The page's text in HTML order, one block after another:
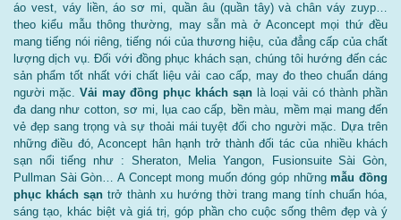
áo vest, váy liền, áo sơ mi, quần âu (quần tây) và chân váy zuyp…
theo kiểu mẫu thông thường, may sẵn mà ở Aconcept mọi thứ đều
mang tiếng nói riêng, tiếng nói của thương hiệu, của đẳng cấp của chất
lượng dịch vụ. Đối với đồng phục khách sạn, chúng tôi hướng đến các
sản phẩm tốt nhất với chất liệu vải cao cấp, may đo theo chuẩn dáng
người mặc. Vải may đồng phục khách sạn là loại vải có thành phần
đa dang như cotton, sơ mi, lụa cao cấp, bền màu, mềm mại mang đến
vẻ đẹp sang trọng và sự thoải mái tuyệt đối cho người mặc. Dựa trên
những điều đó, Aconcept hân hạnh trở thành đối tác của nhiều khách
sạn nổi tiếng như : Sheraton, Melia Yangon, Fusionsuite Sài Gòn,
Pullman Sài Gòn… A Concept mong muốn đóng góp nhữngmẫu đồng
phục khách sạn trở thành xu hướng thời trang mang tính chuẩn hóa,
sáng tạo, khác biệt và giá trị, góp phần cho cuộc sống thêm đẹp và ý